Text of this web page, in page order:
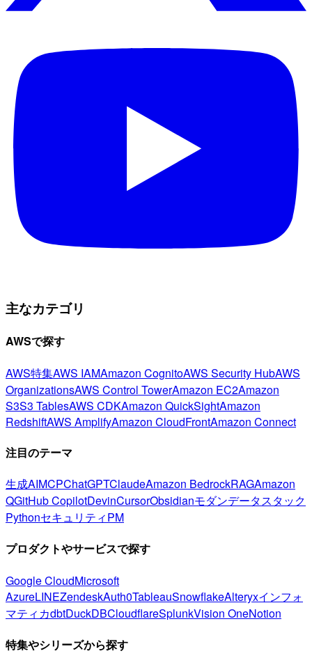
主なカテゴリ
AWSで探す
AWS特集AWS IAMAmazon CognitoAWS Security HubAWS
OrganizationsAWS Control TowerAmazon EC2Amazon
S3S3 TablesAWS CDKAmazon QuickSightAmazon
RedshiftAWS AmplifyAmazon CloudFrontAmazon Connect
注目のテーマ
生成AIMCPChatGPTClaudeAmazon BedrockRAGAmazon
QGitHub CopilotDevinCursorObsidianモダンデータスタック
PythonセキュリティPM
プロダクトやサービスで探す
Google CloudMicrosoft
AzureLINEZendeskAuth0TableauSnowflakeAlteryxインフォ
マティカdbtDuckDBCloudflareSplunkVision OneNotion
特集やシリーズから探す